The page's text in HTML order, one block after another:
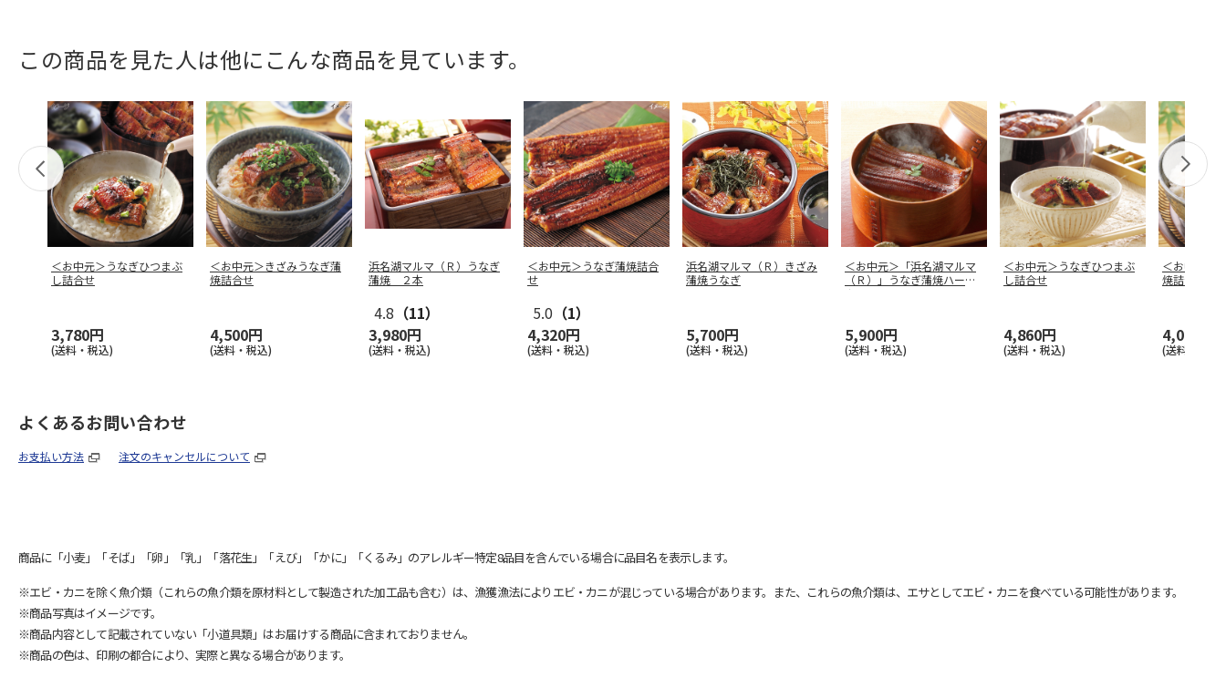
この商品を見た人は他にこんな商品を見ています。
＜お中元＞うなぎひつまぶ
し詰合せ
3,780円
(送料・税込)
＜お中元＞きざみうなぎ蒲
焼詰合せ
4,500円
(送料・税込)
浜名湖マルマ（Ｒ）うなぎ
蒲焼 ２本
4.8 （11）
3,980円
(送料・税込)
＜お中元＞うなぎ蒲焼詰合
せ
5.0 （1）
4,320円
(送料・税込)
浜名湖マルマ（Ｒ）きざみ
蒲焼うなぎ
5,700円
(送料・税込)
＜お中元＞「浜名湖マルマ
（Ｒ）」うなぎ蒲焼ハーフ
カット
5,900円
(送料・税込)
＜お中元＞うなぎひつまぶ
し詰合せ
4,860円
(送料・税込)
＜お中元＞
焼詰合せ
4,000円
(送料・税込)
よくあるお問い合わせ
お支払い方法 注文のキャンセルについて
商品に「小麦」「そば」「卵」「乳」「落花生」「えび」「かに」「くるみ」のアレルギー特定8品目を含んでいる場合に品目名を表示します。
※エビ・カニを除く魚介類（これらの魚介類を原材料として製造された加工品も含む）は、漁獲漁法によりエビ・カニが混じっている場合があります。また、これらの魚介類は、エサとしてエビ・カニを食べている可能性があります。
※商品写真はイメージです。
※商品内容として記載されていない「小道具類」はお届けする商品に含まれておりません。
※商品の色は、印刷の都合により、実際と異なる場合があります。